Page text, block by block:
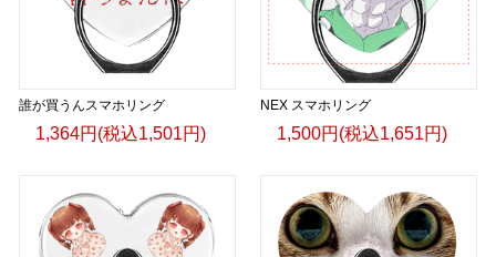
誰が買うんスマホリング
1,364円(税込1,501円)
NEX スマホリング
1,500円(税込1,651円)